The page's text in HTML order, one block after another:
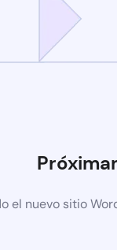
el nuevo sitio